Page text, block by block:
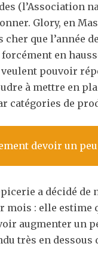
(l’Association
Glory, en
cher que l’année
en
pouvoir
à mettre en
catégories de
devoir un
a décidé de
mois : elle estime
augmenter un
très en